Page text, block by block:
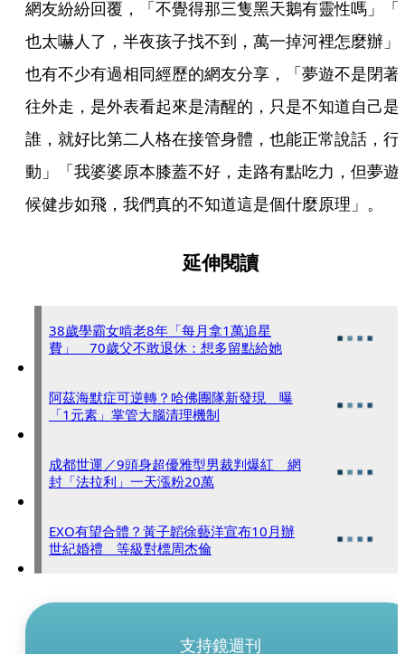
網友紛紛回覆，「不覺得那三隻黑天鵝有靈性嗎」「
也太嚇人了，半夜孩子找不到，萬一掉河裡怎麼辦」
也有不少有過相同經歷的網友分享，「夢遊不是閉著
往外走，是外表看起來是清醒的，只是不知道自己是
誰，就好比第二人格在接管身體，也能正常說話，行
動」「我婆婆原本膝蓋不好，走路有點吃力，但夢遊
候健步如飛，我們真的不知道這是個什麼原理」。
延伸閱讀
38歲學霸女啃老8年「每月拿1萬追星
費」 70歲父不敢退休：想多留點給她
阿茲海默症可逆轉？哈佛團隊新發現 曝
「1元素」掌管大腦清理機制
成都世運／9頭身超優雅型男裁判爆紅 網
封「法拉利」一天漲粉20萬
EXO有望合體？黃子韜徐藝洋宣布10月辦
世紀婚禮 等級對標周杰倫
支持鏡週刊